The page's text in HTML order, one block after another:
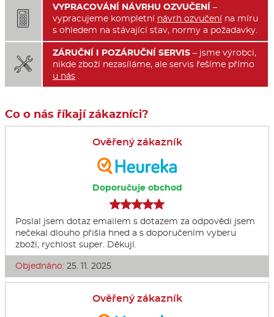

VYPRACOVÁNÍ NÁVRHU OZVUČENÍ –
vypracujeme kompletní návrh ozvučení na míru
s ohledem na stávající stav, normy a požadavky.

ZÁRUČNÍ I POZÁRUČNÍ SERVIS – jsme výrobci,
nikde zboží nezasíláme, ale servis řešíme přímo
u nás .
Co o nás říkají zákazníci?
Ověřený zákazník
Doporučuje obchod
Poslal jsem dotaz emailem s dotazem za odpovědi jsem
nečekal dlouho přišla hned a s doporučením vyberu
zboží, rychlost super. Děkují.
Objednáno: 25. 11. 2025
Ověřený zákazník